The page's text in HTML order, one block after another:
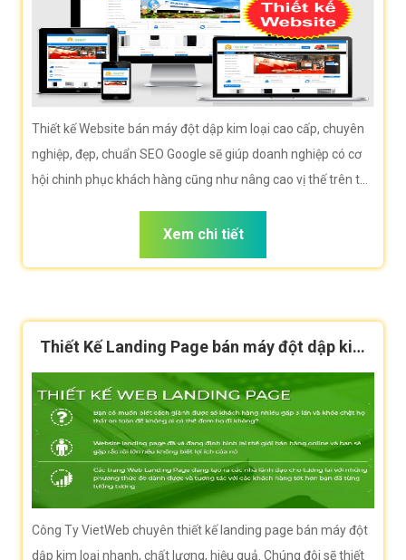
Thiết kế Website bán máy đột dập kim loại cao cấp, chuyên
nghiệp, đẹp, chuẩn SEO Google sẽ giúp doanh nghiệp có cơ
hội chinh phục khách hàng cũng như nâng cao vị thế trên thị
Xem chi tiết
Thiết Kế Landing Page bán máy đột dập kim
loại hiệu quả
Công Ty VietWeb chuyên thiết kế landing page bán máy đột
dập kim loại nhanh, chất lượng, hiệu quả. Chúng đôi sẽ thiết